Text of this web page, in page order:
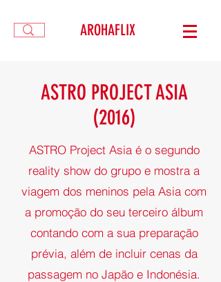
AROHAFLIX
ASTRO PROJECT ASIA
(2016)
ASTRO Project Asia é o segundo
reality show do grupo e mostra a
viagem dos meninos pela Asia com
a promoção do seu terceiro álbum
contando com a sua preparação
prévia, além de incluir cenas da
passagem no Japão e Indonésia.